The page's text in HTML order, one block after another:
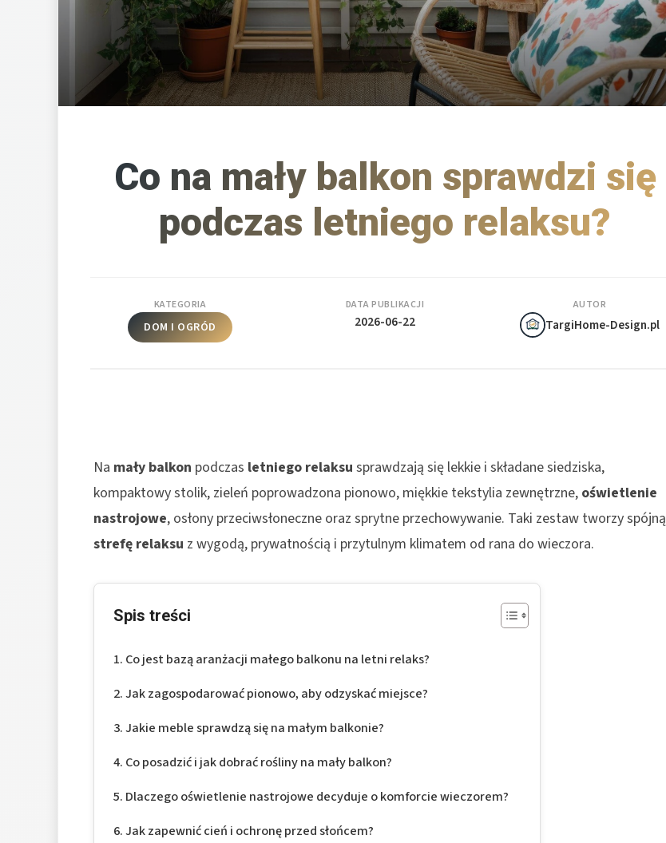
Co na mały balkon sprawdzi się
podczas letniego relaksu?
KATEGORIA
DOM I OGRÓD
DATA PUBLIKACJI
2026-06-22
AUTOR
TargiHome-Design.pl
Na mały balkon podczas letniego relaksu sprawdzają się lekkie i składane siedziska,
kompaktowy stolik, zieleń poprowadzona pionowo, miękkie tekstylia zewnętrzne, oświetlenie
nastrojowe, osłony przeciwsłoneczne oraz sprytne przechowywanie. Taki zestaw tworzy spójną
strefę relaksu z wygodą, prywatnością i przytulnym klimatem od rana do wieczora.
Spis treści
Co jest bazą aranżacji małego balkonu na letni relaks?
Jak zagospodarować pionowo, aby odzyskać miejsce?
Jakie meble sprawdzą się na małym balkonie?
Co posadzić i jak dobrać rośliny na mały balkon?
Dlaczego oświetlenie nastrojowe decyduje o komforcie wieczorem?
Jak zapewnić cień i ochronę przed słońcem?